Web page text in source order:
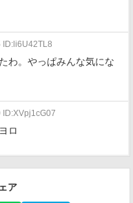
ID:li6U42TL8
わ。やっぱみんな気にな
ロ
ア